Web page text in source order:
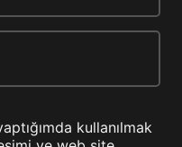
kullanılmak